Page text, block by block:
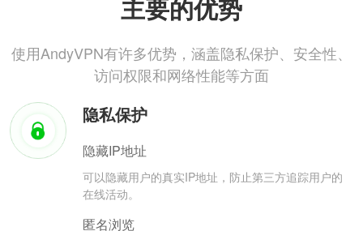
主要的优势
使用AndyVPN有许多优势，涵盖隐私保护、安全性、
访问权限和网络性能等方面
隐私保护
隐藏IP地址
可以隐藏用户的真实IP地址，防止第三方追踪用户的
在线活动。
匿名浏览